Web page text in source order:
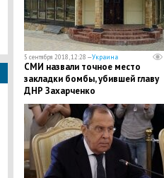
5 сентября 2018, 12:28 —Украина
СМИ назвали точное место
закладки бомбы, убившей главу
ДНР Захарченко